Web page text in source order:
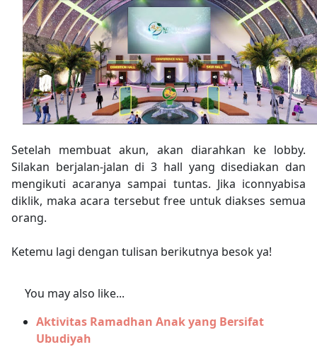
Setelah membuat akun, akan diarahkan ke lobby.
Silakan berjalan-jalan di 3 hall yang disediakan dan
mengikuti acaranya sampai tuntas. Jika iconnyabisa
diklik, maka acara tersebut free untuk diakses semua
orang.
Ketemu lagi dengan tulisan berikutnya besok ya!
You may also like...
Aktivitas Ramadhan Anak yang Bersifat
Ubudiyah